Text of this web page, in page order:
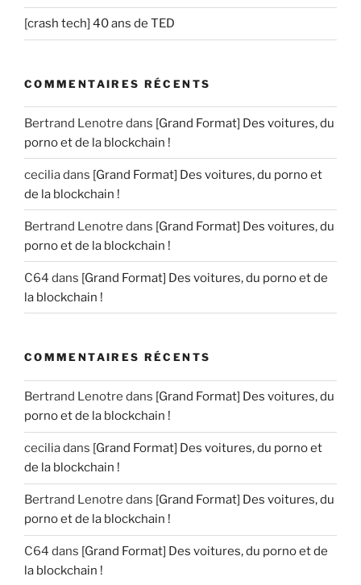
[crash tech] 40 ans de TED
COMMENTAIRES RÉCENTS
Bertrand Lenotre dans [Grand Format] Des voitures, du
porno et de la blockchain !
ceciliadans [Grand Format] Des voitures, du porno et
de la blockchain !
Bertrand Lenotre dans [Grand Format] Des voitures, du
porno et de la blockchain !
C64 dans [Grand Format] Des voitures, du porno et de
la blockchain !
COMMENTAIRES RÉCENTS
Bertrand Lenotre dans [Grand Format] Des voitures, du
porno et de la blockchain !
ceciliadans [Grand Format] Des voitures, du porno et
de la blockchain !
Bertrand Lenotre dans [Grand Format] Des voitures, du
porno et de la blockchain !
C64 dans [Grand Format] Des voitures, du porno et de
la blockchain !